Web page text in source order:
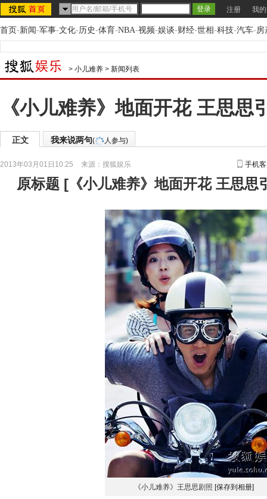
注册 我
首页-新闻-军事-文化-历史-体育-NBA-视频-娱谈-财经-世相-科技-汽车-房
> 小儿难养 > 新闻列表
《小儿难养》地面开花 王思思
正文 我来说两句( 人参与)
2013年03月01日10:25 来源： 搜狐娱乐 手机
原标题 [ 《小儿难养》地面开花 王思思
《小儿难养》王思思剧照 [保存到相册]